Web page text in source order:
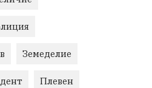
Земеделие
Плевен